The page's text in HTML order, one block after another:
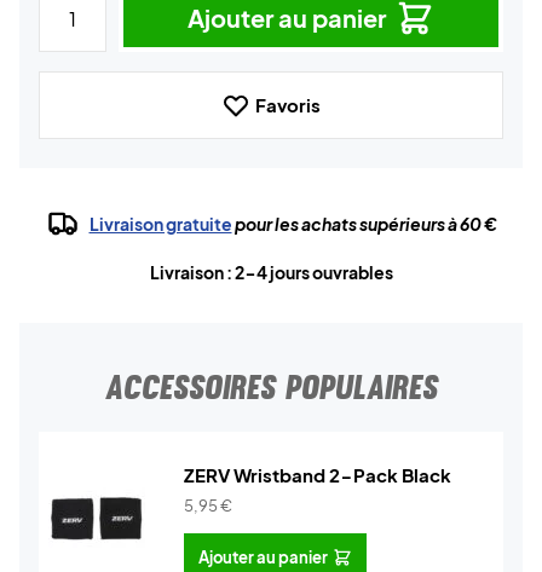
Ajouter au panier
Favoris
Livraison gratuitepour les achats supérieurs à 60 €
Livraison : 2-4 jours ouvrables
ACCESSOIRES POPULAIRES
ZERV Wristband 2-Pack Black
5,95€
Ajouter au panier